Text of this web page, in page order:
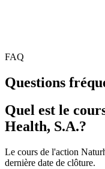
FAQ
Questions
Quel est le
Health, S.A.?
Le cours de l'action
dernière date de clôture.